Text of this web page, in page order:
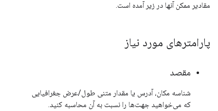
مقادیر ممکن آنها در زیر آمده است.
پارامترهای مورد نیاز
مقصد
شناسه مکان، آدرس یا مقدار متنی طول/عرض جغرافیایی
که می‌خواهید جهت‌ها را نسبت به آن محاسبه کنید.